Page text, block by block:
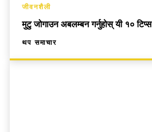
जीवनशैली
मुटु जोगाउन अबलम्बन गर्नुहोस् यी १० टिप्स
थप समाचार